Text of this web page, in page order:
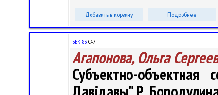
Добавить в корзину Подробнее
ББК 83.С47
Агапонова, Ольга
Субъектно-